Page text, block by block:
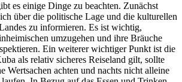
es einige Dinge zu beachten. Zunächst
über die politische Lage und die kulturellen
zu informieren. Es ist wichtig,
umzugehen und ihre Bräuche
Ein weiterer wichtiger Punkt ist die
als relativ sicheres Reiseland gilt, sollte
Wertsachen achten und nachts nicht alleine